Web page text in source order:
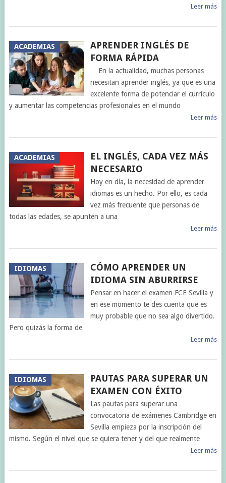
Leer más
ACADEMIAS
APRENDER INGLÉS DE
FORMA RÁPIDA
En la actualidad, muchas personas
necesitan aprender inglés, ya que es una
excelente forma de potenciar el currículo
y aumentar las competencias profesionales en el mundo
Leer más
ACADEMIAS
EL INGLÉS, CADA VEZ MÁS
NECESARIO
Hoy en día, la necesidad de aprender
idiomas es un hecho. Por ello, es cada
vez más frecuente que personas de
todas las edades, se apunten a una
Leer más
IDIOMAS
CÓMO APRENDER UN
IDIOMA SIN ABURRIRSE
Pensar en hacer el examen FCE Sevilla y
en ese momento te des cuenta que es
muy probable que no sea algo divertido.
Pero quizás la forma de
Leer más
IDIOMAS
PAUTAS PARA SUPERAR UN
EXAMEN CON ÉXITO
Las pautas para superar una
convocatoria de exámenes Cambridge en
Sevilla empieza por la inscripción del
mismo. Según el nivel que se quiera tener y del que realmente
Leer más